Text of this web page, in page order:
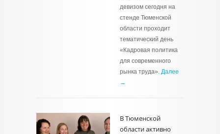
девизом сегодня на
стенде Тюменской
области проходит
тематический день
«Кадровая политика
для современного
рынка труда». Далее
→
В Тюменской
области активно